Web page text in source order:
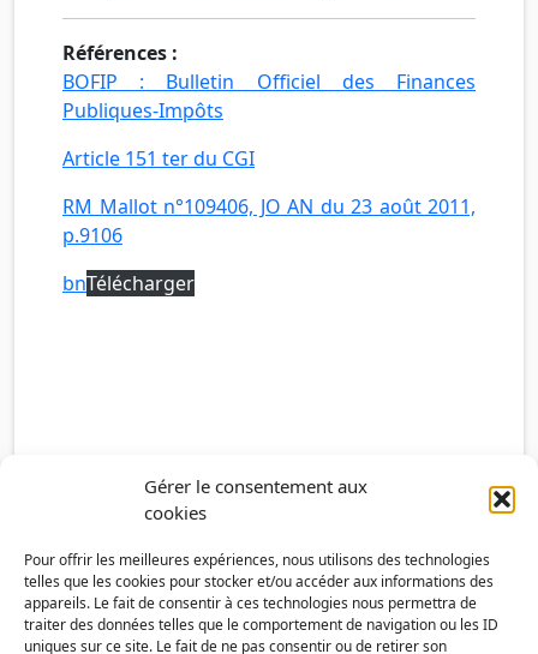
Gérer le consentement aux
cookies
Pour offrir les meilleures expériences, nous utilisons des technologies
telles que les cookies pour stocker et/ou accéder aux informations des
appareils. Le fait de consentir à ces technologies nous permettra de
traiter des données telles que le comportement de navigation ou les ID
uniques sur ce site. Le fait de ne pas consentir ou de retirer son
Références :
BOFIP : Bulletin Officiel des Finances
Publiques-Impôts
Article 151 ter du CGI
RM Mallot n°109406, JO AN du 23 août 2011,
p.9106
bnTélécharger